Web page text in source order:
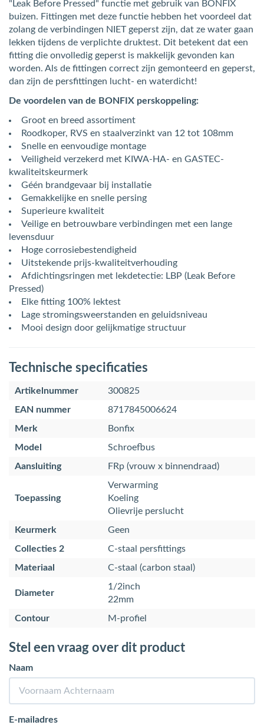
"Leak Before Pressed" functie met gebruik van BONFIX
buizen. Fittingen met deze functie hebben het voordeel dat
zolang de verbindingen NIET geperst zijn, dat ze water gaan
lekken tijdens de verplichte druktest. Dit betekent dat een
fitting die onvolledig geperst is makkelijk gevonden kan
worden. Als de fittingen correct zijn gemonteerd en geperst,
dan zijn de persfittingen lucht- en waterdicht!
De voordelen van de BONFIX perskoppeling:
Groot en breed assortiment
Roodkoper, RVS en staalverzinkt van 12 tot 108mm
Snelle en eenvoudige montage
Veiligheid verzekerd met KIWA-HA- en GASTEC-
kwaliteitskeurmerk
Géén brandgevaar bij installatie
Gemakkelijke en snelle persing
Superieure kwaliteit
Veilige en betrouwbare verbindingen met een lange
levensduur
Hoge corrosiebestendigheid
Uitstekende prijs-kwaliteitverhouding
Afdichtingsringen met lekdetectie: LBP (Leak Before
Pressed)
Elke fitting 100% lektest
Lage stromingsweerstanden en geluidsniveau
Mooi design door gelijkmatige structuur
Technische specificaties
Artikelnummer
300825
EAN nummer
8717845006624
Merk
Bonfix
Model
Schroefbus
Aansluiting
FRp (vrouw x binnendraad)
Toepassing
Verwarming
Koeling
Olievrije perslucht
Keurmerk
Geen
Collecties 2
C-staal persfittings
Materiaal
C-staal (carbon staal)
Diameter
1/2inch
22mm
Contour
M-profiel
Stel een vraag over dit product
Naam
E-mailadres